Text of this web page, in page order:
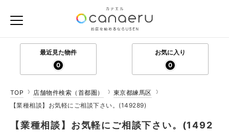
最近見た物件
0
お気に入り
0
TOP 店舗物件検索（首都圏）
東京都練馬区
【業種相談】お気軽にご相談下さい。(149289)
【業種相談】お気軽にご相談下さい。(1492